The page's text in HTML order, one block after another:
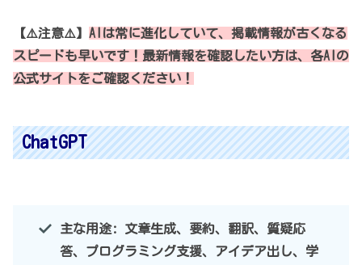
【⚠️注意⚠️】 AIは常に進化していて、掲載情報が古くなる
スピードも早いです！最新情報を確認したい方は、 各AIの
公式サイトをご確認ください！
ChatGPT
主な用途: 文章生成、要約、翻訳、質疑応
答、プログラミング支援、アイデア出し、学